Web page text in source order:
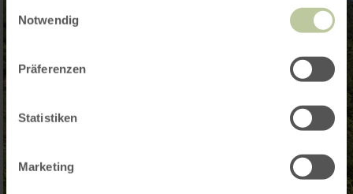
Notwendig
Präferenzen
Statistiken
Marketing